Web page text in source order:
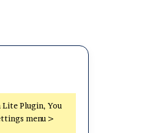
Plugin, You
menu >